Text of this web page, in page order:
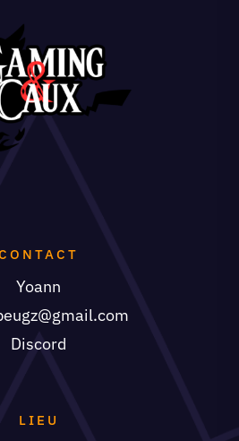
Yoann
Discord
LIEU